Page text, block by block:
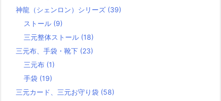
神龍（シェンロン）シリーズ (39)
ストール (9)
三元整体ストール (18)
三元布、手袋・靴下 (23)
三元布 (1)
手袋 (19)
三元カード、三元お守り袋 (58)